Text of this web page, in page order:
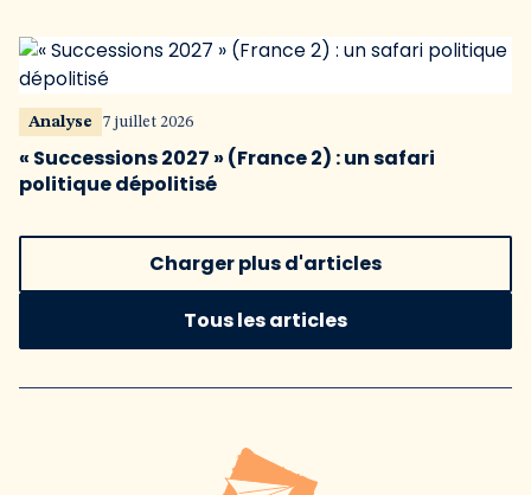
Analyse 7 juillet 2026
« Successions 2027 » (France 2) : un safari
politique dépolitisé
Charger plus d'articles
Tous les articles